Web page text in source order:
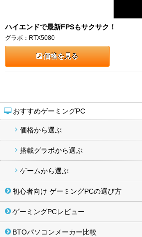
おすすめゲーミングPC
価格から選ぶ
搭載グラボから選ぶ
ゲームから選ぶ
初心者向け ゲーミングPCの選び方
ゲーミングPCレビュー
BTOパソコンメーカー比較
ハイエンドで最新FPSもサクサク！
グラボ：RTX5080
価格を見る